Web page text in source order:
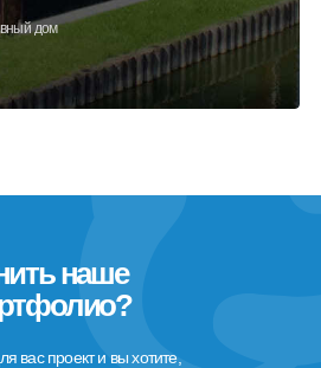
дом
наше
вас проект и вы хотите,